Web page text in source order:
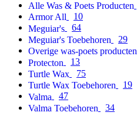
Alle Was & Poets Producten
Armor All
10
Meguiar's
64
Meguiar's Toebehoren
29
Overige was-poets producten
Protecton
13
Turtle Wax
75
Turtle Wax Toebehoren
19
Valma
47
Valma Toebehoren
34